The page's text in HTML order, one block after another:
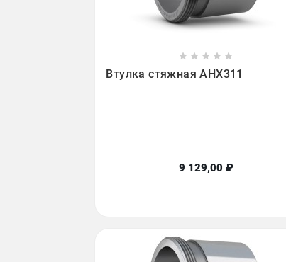
    
Втулка стяжная AHX311
9 129,00 ₽